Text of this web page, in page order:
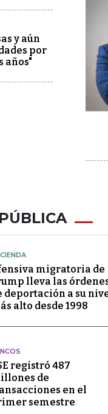
y aún
por
años"
migratoria de
lleva las
deportación a su
alto desde 1998
registró 487
de
en el
semestre